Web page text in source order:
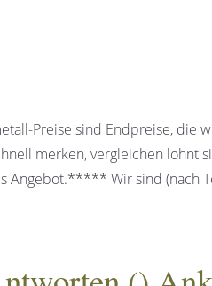
Preise sind Endpreise,
merken, vergleichen
Wir sind (nach